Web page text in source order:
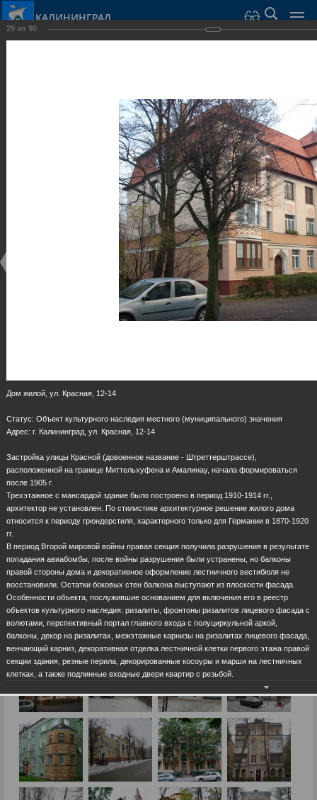
КАЛИНИНГРАД
29 из 90
Дом жилой, ул. Красная, 12-14
Статус: Объект культурного наследия местного (муниципального) значения
Адрес: г. Калининград, ул. Красная, 12-14
Застройка улицы Красной (довоенное название - Штреттерштрассе),
расположенной на границе Миттельхуфена и Амалинау, начала формироваться
после 1905 г.
Трехэтажное с мансардой здание было построено в период 1910-1914 гг.,
архитектор не установлен. По стилистике архитектурное решение жилого дома
относится к периоду грюндерстиля, характерного только для Германии в 1870-1920
гг.
В период Второй мировой войны правая секция получила разрушения в результате
попадания авиабомбы, после войны разрушения были устранены, но балконы
правой стороны дома и декоративное оформление лестничного вестибюля не
восстановили. Остатки боковых стен балкона выступают из плоскости фасада.
Особенности объекта, послужившие основанием для включения его в реестр
объектов культурного наследия: ризалиты, фронтоны ризалитов лицевого фасада с
волютами, перспективный портал главного входа с полуциркульной аркой,
балконы, декор на ризалитах, межэтажные карнизы на ризалитах лицевого фасада,
венчающий карниз, декоративная отделка лестничной клетки первого этажа правой
секции здания, резные перила, декорированные косоуры и марши на лестничных
клетках, а также подлинные входные двери квартир с резьбой.